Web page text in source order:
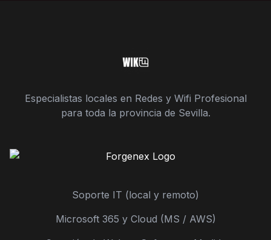
Especialistas locales en Redes y Wifi Profesional
para toda la provincia de Sevilla.
Soporte IT (local y remoto)
Microsoft 365 y Cloud (MS / AWS)